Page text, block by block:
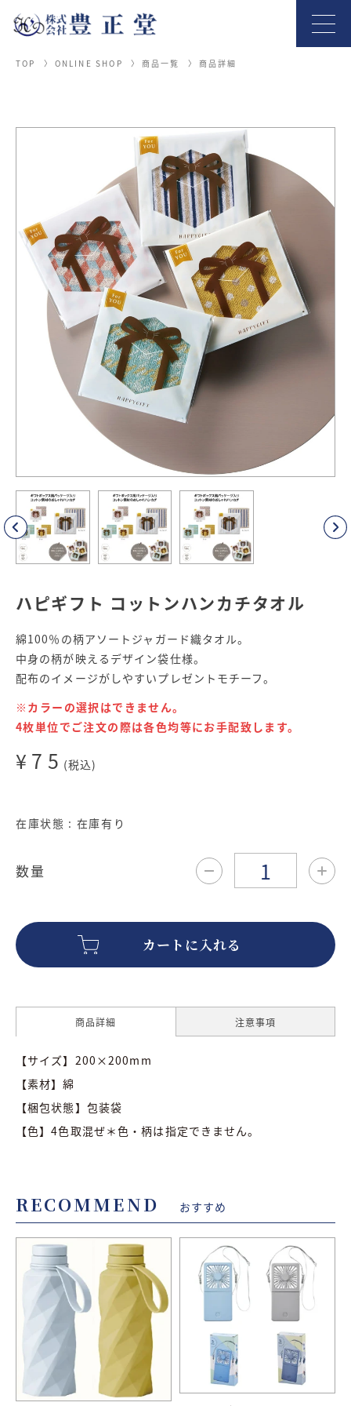
TOP ONLINE SHOP 商品一覧 商品詳細
ハピギフト コットンハンカチタオル
綿100％の柄アソートジャガード織タオル。
中身の柄が映えるデザイン袋仕様。
配布のイメージがしやすいプレゼントモチーフ。
※カラーの選択はできません。
4枚単位でご注文の際は各色均等にお手配致します。
¥75 (税込)
在庫状態 : 在庫有り
数量
商品詳細 注意事項
【サイズ】200×200mm
【素材】綿
【梱包状態】包装袋
【色】4色取混ぜ＊色・柄は指定できません。
RECOMMEND おすすめ